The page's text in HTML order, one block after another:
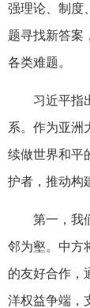
强理论、制度
题寻找新答案
各类难题。
习近平指
系。作为亚洲
续做世界和平
护者，推动构
第一，我
邻为壑。中方
的友好合作，
洋权益争端，